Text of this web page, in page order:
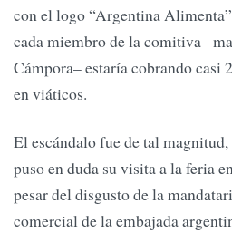
con el logo “Argentina
cada miembro de la comitiva
Cámpora– estaría cobrando casi
en viáticos.
El escándalo fue de tal
puso en duda su visita a la feria
pesar del disgusto de la
comercial de la embajada